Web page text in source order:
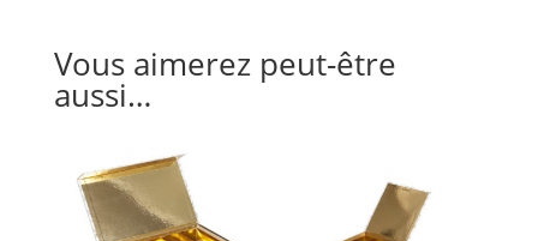
Vous aimerez peut-être
aussi…